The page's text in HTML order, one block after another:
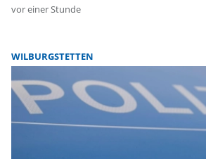
vor einer Stunde
WILBURGSTETTEN